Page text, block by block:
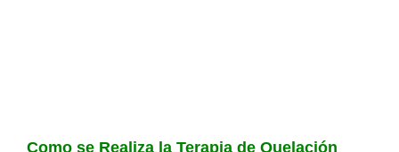
Como se Realiza la Terapia de Quelación